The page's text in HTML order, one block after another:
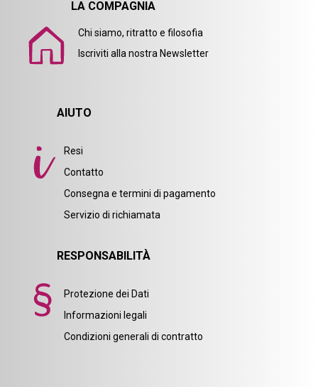
LA COMPAGNIA
Chi siamo, ritratto e filosofia
Iscriviti alla nostra Newsletter
AIUTO
Resi
Contatto
Consegna e termini di pagamento
Servizio di richiamata
RESPONSABILITÀ
Protezione dei Dati
Informazioni legali
Condizioni generali di contratto